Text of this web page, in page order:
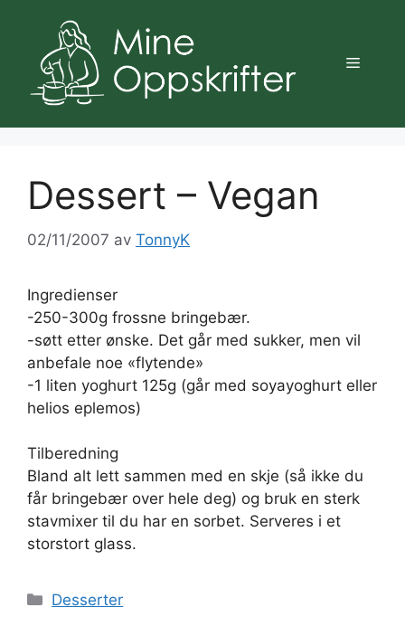
innhold
Meny
Dessert – Vegan
02/11/2007 av TonnyK
Ingredienser
-250-300g frossne bringebær.
-søtt etter ønske. Det går med sukker, men vil
anbefale noe «flytende»
-1 liten yoghurt 125g (går med soyayoghurt eller
helios eplemos)
Tilberedning
Bland alt lett sammen med en skje (så ikke du
får bringebær over hele deg) og bruk en sterk
stavmixer til du har en sorbet. Serveres i et
storstort glass.
Kategorier
Desserter